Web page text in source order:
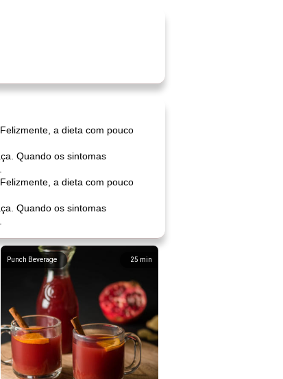
a dieta com pouco
Quando os sintomas
a dieta com pouco
Quando os sintomas
25 min
Punch Beverage